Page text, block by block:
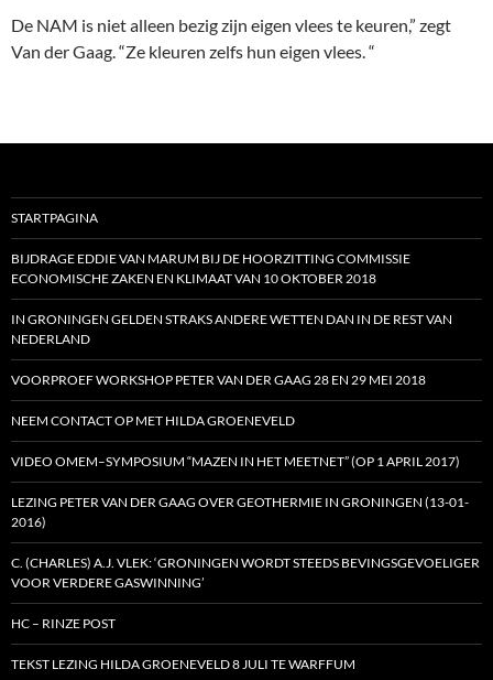
De NAM is niet alleen bezig zijn eigen vlees te keuren,” zegt
Van der Gaag. “Ze kleuren zelfs hun eigen vlees. “
STARTPAGINA
BIJDRAGE EDDIE VAN MARUM BIJ DE HOORZITTING COMMISSIE
ECONOMISCHE ZAKEN EN KLIMAAT VAN 10 OKTOBER 2018
IN GRONINGEN GELDEN STRAKS ANDERE WETTEN DAN IN DE REST VAN
NEDERLAND
VOORPROEF WORKSHOP PETER VAN DER GAAG 28 EN 29 MEI 2018
NEEM CONTACT OP MET HILDA GROENEVELD
VIDEO OMEM–SYMPOSIUM “MAZEN IN HET MEETNET” (OP 1 APRIL 2017)
LEZING PETER VAN DER GAAG OVER GEOTHERMIE IN GRONINGEN (13-01-
2016)
C. (CHARLES) A.J. VLEK: ‘GRONINGEN WORDT STEEDS BEVINGSGEVOELIGER
VOOR VERDERE GASWINNING’
HC – RINZE POST
TEKST LEZING HILDA GROENEVELD 8 JULI TE WARFFUM